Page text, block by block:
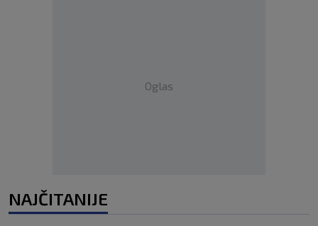
Oglas
NAJČITANIJE